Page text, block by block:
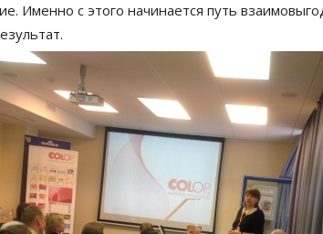
Именно с этого начинается путь